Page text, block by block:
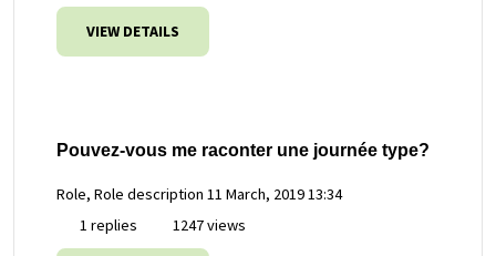
VIEW DETAILS
Pouvez-vous me raconter une journée type?
Role, Role description 11 March, 2019 13:34
1 replies
1247 views